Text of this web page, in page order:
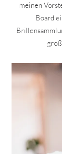
meinen
Board